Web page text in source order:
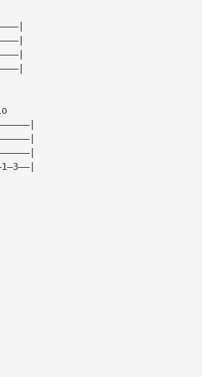
Keyboard solo